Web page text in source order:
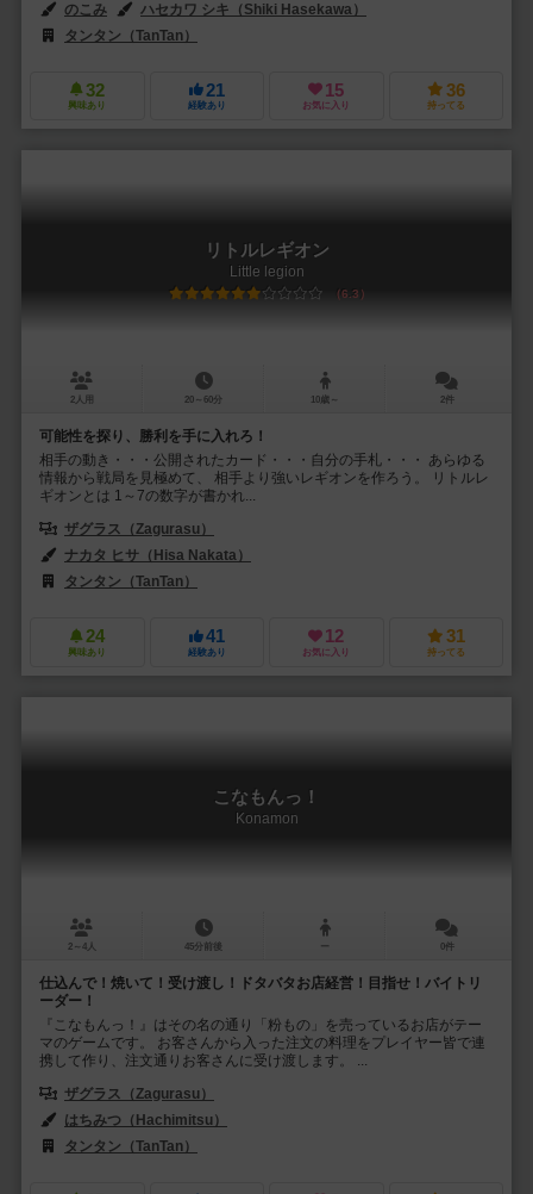
のこみ
ハセカワ シキ（Shiki Hasekawa）
タンタン（TanTan）
32
興味あり
21
経験あり
15
お気に入り
36
持ってる
リトルレギオン
Little legion
6.3
2人用 20～60分 10歳～ 2件
可能性を探り、勝利を手に入れろ！
相手の動き・・・公開されたカード・・・自分の手札・・・ あらゆる
情報から戦局を見極めて、 相手より強いレギオンを作ろう。 リトルレ
ギオンとは 1～7の数字が書かれ...
ザグラス（Zagurasu）
ナカタ ヒサ（Hisa Nakata）
タンタン（TanTan）
24
興味あり
41
経験あり
12
お気に入り
31
持ってる
こなもんっ！
Konamon
2～4人 45分前後 ー 0件
仕込んで！焼いて！受け渡し！ドタバタお店経営！目指せ！バイトリ
ーダー！
『こなもんっ！』はその名の通り「粉もの」を売っているお店がテー
マのゲームです。 お客さんから入った注文の料理をプレイヤー皆で連
携して作り、注文通りお客さんに受け渡します。 ...
ザグラス（Zagurasu）
はちみつ（Hachimitsu）
タンタン（TanTan）